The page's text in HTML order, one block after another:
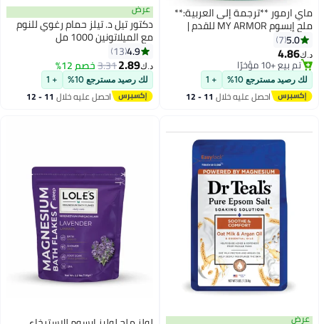
ماي ارمور **ترجمة إلى العربية:**
ملح إبسوم MY ARMOR للقدم |
كبريتات المغنيسيوم النقية بدرجة
USP لتخفيف آلام العضلات،
والاسترخاء وتخفيف التوتر، ونقع
القدمين، والبستنة | ملح إبسوم غير
منكّه | مع ملعقة قياس مجانية
5.0
7
د.ك‏4.86
تم بيع +10 مؤخرًا
تم بيع +10 مؤخرًا
لك رصيد مسترجع 10% + 1
احصل عليه خلال 11 - 12
عرض
دكتور تيل د. تيلز حمام رغوي للنوم
مع الميلاتونين 1000 مل
4.9
13
د.ك‏2.89
3.31خصم 12%
لك رصيد مسترجع 10% + 1
احصل عليه خلال 11 - 12
عرض